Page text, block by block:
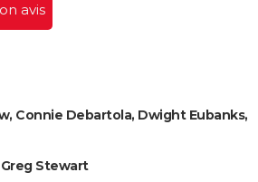
avis
Connie Debartola, Dwight Eubanks,
Greg Stewart